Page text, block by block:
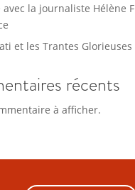
la journaliste Hélène
et les Trantes
récents
à afficher.